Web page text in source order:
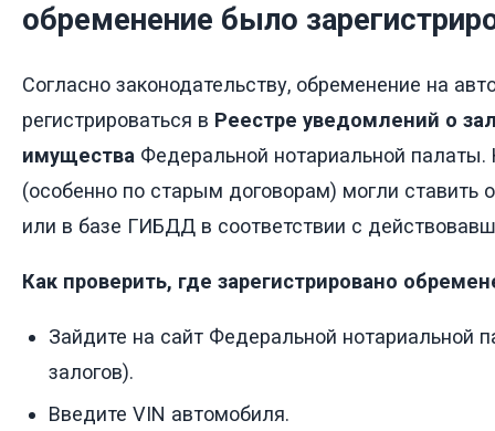
обременение было
Согласно законодательству, обременение на
регистрироваться в Реестре уведомлений о
имущества Федеральной нотариальной
(особенно по старым договорам) могли ставить
или в базе ГИБДД в соответствии с
Как проверить, где зарегистрировано
Зайдите на сайт Федеральной нотариальной
залогов).
Введите VIN автомобиля.